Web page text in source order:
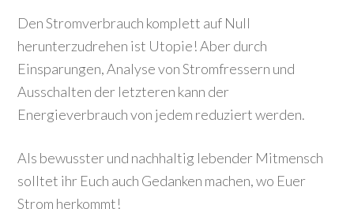
Den Stromverbrauch komplett auf Null
herunterzudrehen ist Utopie! Aber durch
Einsparungen, Analyse von Stromfressern und
Ausschalten der letzteren kann der
Energieverbrauch von jedem reduziert werden.
Als bewusster und nachhaltig lebender Mitmensch
solltet ihr Euch auch Gedanken machen, wo Euer
Strom herkommt!